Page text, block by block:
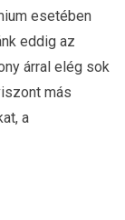
esetében
eddig az
árral elég sok
más
a